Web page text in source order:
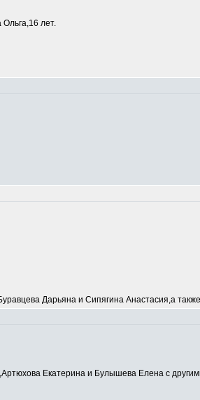
лет.
Дарьяна и Сипягина Анастасия,а
Екатерина и Булышева Елена с